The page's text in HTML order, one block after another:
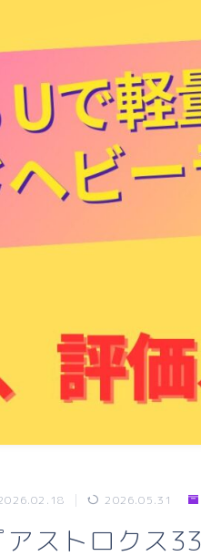
2026.05.31
アストロクス